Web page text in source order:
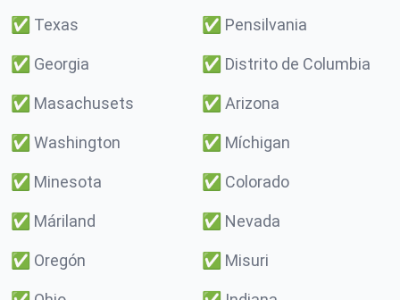
✅ Texas ✅ Pensilvania
✅ Georgia ✅ Distrito de Columbia
✅ Masachusets ✅ Arizona
✅ Washington ✅ Míchigan
✅ Minesota ✅ Colorado
✅ Máriland ✅ Nevada
✅ Oregón ✅ Misuri